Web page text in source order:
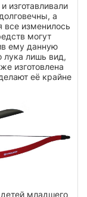
изготавливали
а
все изменилось
могут
ему данную
лука лишь вид,
изготовлена
её крайне
младшего